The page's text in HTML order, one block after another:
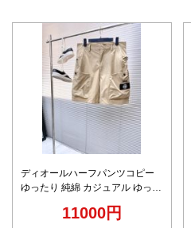
ディオールハーフパンツコピー
ゆったり 純綿 カジュアル ゆった
11000円